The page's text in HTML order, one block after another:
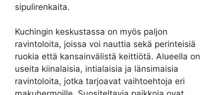
sipulirenkaita.
Kuchingin keskustassa on myös paljon
ravintoloita, joissa voi nauttia sekä perinteisiä
ruokia että kansainvälistä keittiötä. Alueella on
useita kiinalaisia, intialaisia ja länsimaisia
ravintoloita, jotka tarjoavat vaihtoehtoja eri